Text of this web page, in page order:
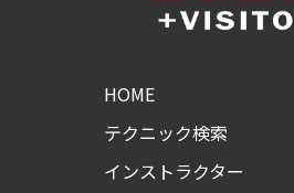
HOME
テクニック検索
インストラクター